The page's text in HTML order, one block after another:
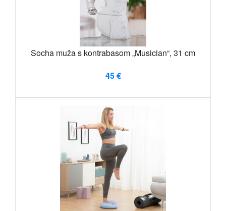
Socha muža s kontrabasom „Musician“, 31 cm
45 €